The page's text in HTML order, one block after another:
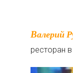
Валерий Руднев подарил артистке
ресторан